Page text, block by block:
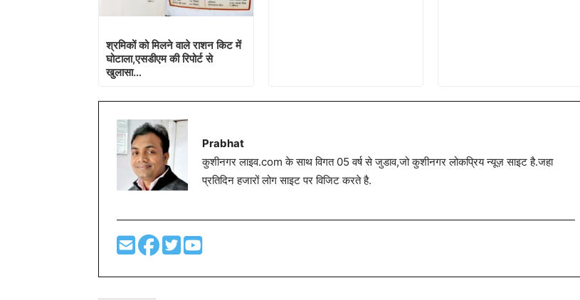
श्रमिकों को मिलने वाले राशन किट में
घोटाला,एसडीएम की रिपोर्ट से
खुलासा…
Prabhat
कुशीनगर लाइव.com के साथ विगत 05 वर्ष से जुडाव,जो कुशीनगर लोकप्रिय न्यूज़ साइट है.जहा
प्रतिदिन हजारों लोग साइट पर विजिट करते है.